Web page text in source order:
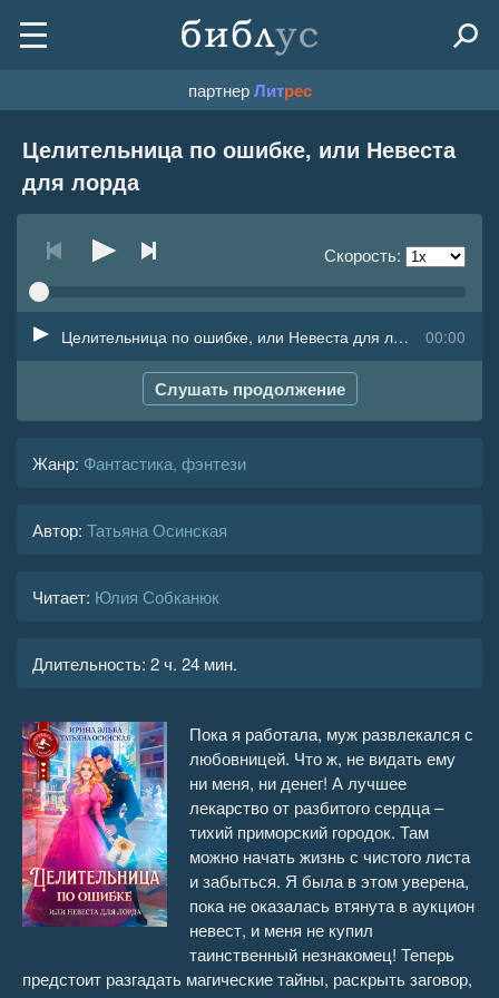
партнерЛитрес
Целительница по ошибке, или Невеста
для лорда
Скорость:
00:00
Целительница по ошибке, или Невеста для лорда
Слушать продолжение
Жанр: Фантастика, фэнтези
Автор: Татьяна Осинская
Читает: Юлия Собканюк
Длительность: 2 ч. 24 мин.
Пока я работала, муж развлекался с
любовницей. Что ж, не видать ему
ни меня, ни денег! А лучшее
лекарство от разбитого сердца –
тихий приморский городок. Там
можно начать жизнь с чистого листа
и забыться. Я была в этом уверена,
пока не оказалась втянута в аукцион
невест, и меня не купил
таинственный незнакомец! Теперь
предстоит разгадать магические тайны, раскрыть заговор,